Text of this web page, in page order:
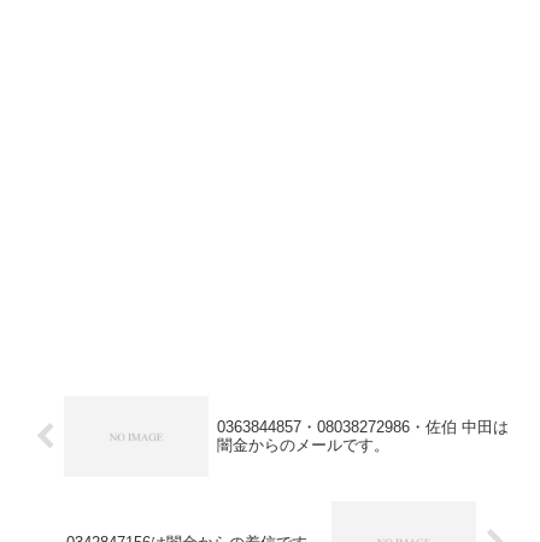
0363844857・08038272986・佐伯 中田は
闇金からのメールです。